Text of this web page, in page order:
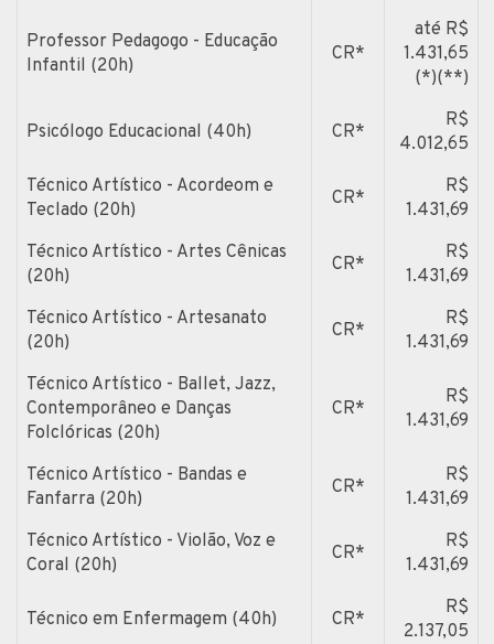
Professor Pedagogo - Educação
Infantil (20h)
CR*
até R$
1.431,65
(*)(**)
Psicólogo Educacional (40h) CR*
R$
4.012,65
Técnico Artístico - Acordeom e
Teclado (20h)
CR*
R$
1.431,69
Técnico Artístico - Artes Cênicas
(20h)
CR*
R$
1.431,69
Técnico Artístico - Artesanato
(20h)
CR*
R$
1.431,69
Técnico Artístico - Ballet, Jazz,
Contemporâneo e Danças
Folclóricas (20h)
CR*
R$
1.431,69
Técnico Artístico - Bandas e
Fanfarra (20h)
CR*
R$
1.431,69
Técnico Artístico - Violão, Voz e
Coral (20h)
CR*
R$
1.431,69
Técnico em Enfermagem (40h) CR*
R$
2.137,05